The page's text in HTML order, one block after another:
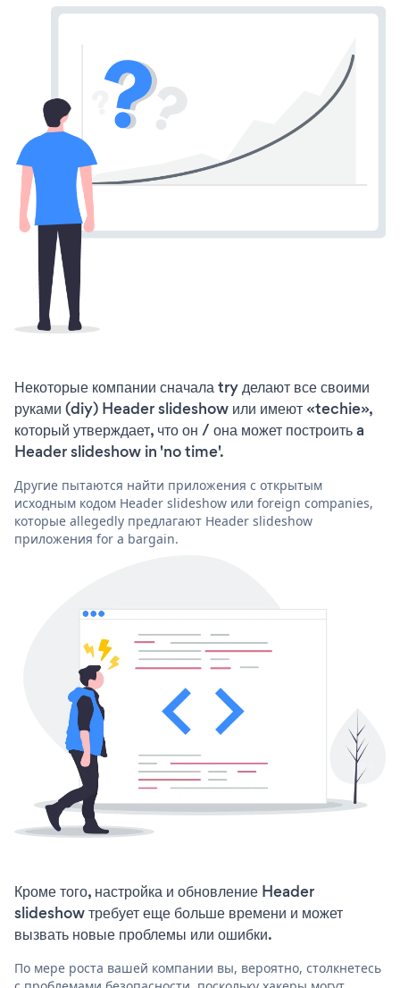
Некоторые компании сначала try делают все своими
руками (diy) Header slideshow или имеют «techie»,
который утверждает, что он / она может построить a
Header slideshow in 'no time'.
Другие пытаются найти приложения с открытым
исходным кодом Header slideshow или foreign companies,
которые allegedly предлагают Header slideshow
приложения for a bargain.
Кроме того, настройка и обновление Header
slideshow требует еще больше времени и может
вызвать новые проблемы или ошибки.
По мере роста вашей компании вы, вероятно, столкнетесь